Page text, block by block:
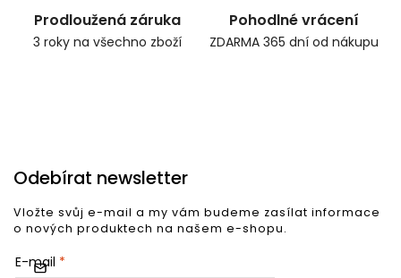
Prodloužená záruka
3 roky na všechno zboží
Pohodlné vrácení
ZDARMA 365 dní od nákupu
Odebírat newsletter
Vložte svůj e-mail a my vám budeme zasílat informace
o nových produktech na našem e-shopu.
E-mail